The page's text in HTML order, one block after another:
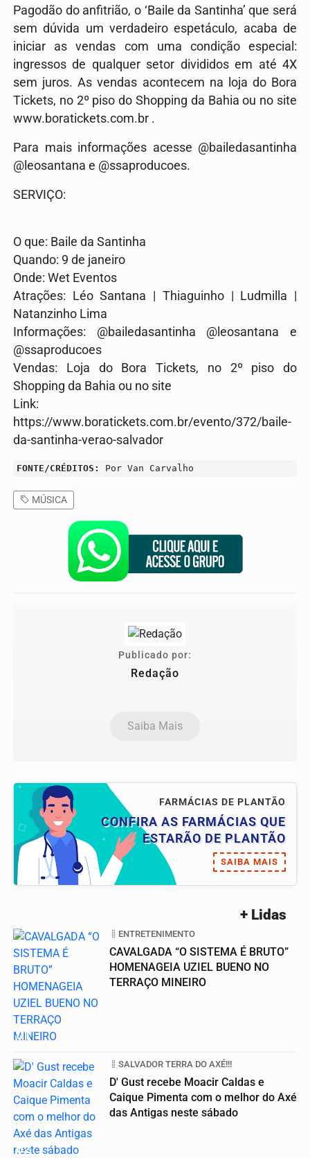
Pagodão do anfitrião, o ‘Baile da Santinha’ que será
sem dúvida um verdadeiro espetáculo, acaba de
iniciar as vendas com uma condição especial:
ingressos de qualquer setor divididos em até 4X
sem juros. As vendas acontecem na loja do Bora
Tickets, no 2º piso do Shopping da Bahia ou no site
www.boratickets.com.br .
Para mais informações acesse @bailedasantinha
@leosantana e @ssaproducoes.
SERVIÇO:
O que: Baile da Santinha
Quando: 9 de janeiro
Onde: Wet Eventos
Atrações: Léo Santana | Thiaguinho | Ludmilla |
Natanzinho Lima
Informações: @bailedasantinha @leosantana e
@ssaproducoes
Vendas: Loja do Bora Tickets, no 2º piso do
Shopping da Bahia ou no site
Link:
https://www.boratickets.com.br/evento/372/baile-
da-santinha-verao-salvador
FONTE/CRÉDITOS: Por Van Carvalho
MÚSICA
Publicado por:
Redação
Saiba Mais
FARMÁCIAS DE PLANTÃO
CONFIRA AS FARMÁCIAS QUE
ESTARÃO DE PLANTÃO
SAIBA MAIS
+ Lidas
01
ENTRETENIMENTO
CAVALGADA “O SISTEMA É BRUTO”
HOMENAGEIA UZIEL BUENO NO
TERRAÇO MINEIRO
02
SALVADOR TERRA DO AXÉ!!!
D' Gust recebe Moacir Caldas e
Caique Pimenta com o melhor do Axé
das Antigas neste sábado